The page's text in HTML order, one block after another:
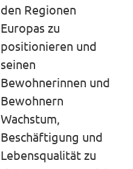
den Regionen
Europas zu
positionieren und
seinen
Bewohnerinnen und
Bewohnern
Wachstum,
Beschäftigung und
Lebensqualität zu